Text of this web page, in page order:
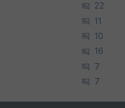
22
11
10
16
7
7